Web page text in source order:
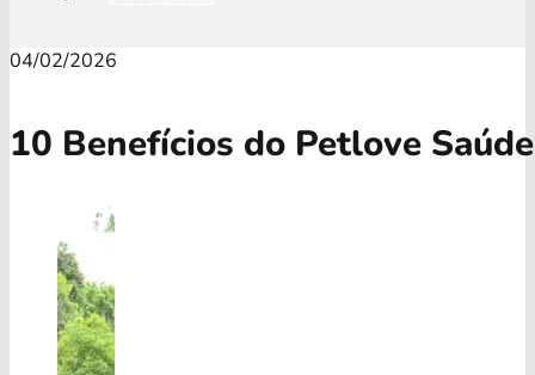
04/02/2026
10 Benefícios do Petlove